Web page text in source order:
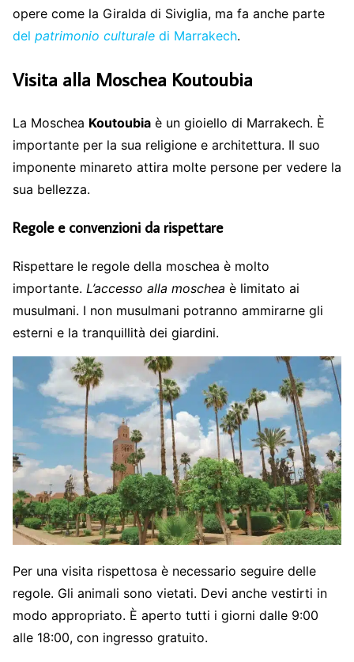
opere come la Giralda di Siviglia, ma fa anche parte
del patrimonio culturale di Marrakech.
Visita alla Moschea Koutoubia
La Moschea Koutoubia è un gioiello di Marrakech. È
importante per la sua religione e architettura. Il suo
imponente minareto attira molte persone per vedere la
sua bellezza.
Regole e convenzioni da rispettare
Rispettare le regole della moschea è molto
importante. L’accesso alla moschea è limitato ai
musulmani. I non musulmani potranno ammirarne gli
esterni e la tranquillità dei giardini.
Per una visita rispettosa è necessario seguire delle
regole. Gli animali sono vietati. Devi anche vestirti in
modo appropriato. È aperto tutti i giorni dalle 9:00
alle 18:00, con ingresso gratuito.